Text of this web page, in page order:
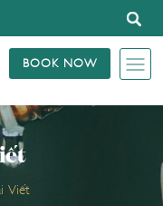
BOOK NOW
Viết